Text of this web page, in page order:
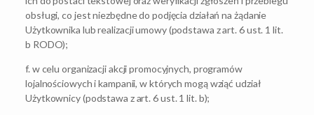
obsługi, co jest niezbędne do podjęcia działań na żądanie
Użytkownika lub realizacji umowy (podstawa z art. 6 ust. 1 lit.
b RODO);
f. w celu organizacji akcji promocyjnych, programów
lojalnościowych i kampanii, w których mogą wziąć udział
Użytkownicy (podstawa z art. 6 ust. 1 lit. b);